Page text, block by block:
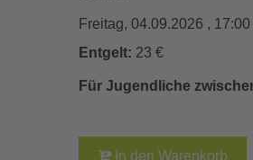
Freitag, 04.09.2026 ,
Entgelt: 23 €
Für Jugendliche
In den Warenkorb